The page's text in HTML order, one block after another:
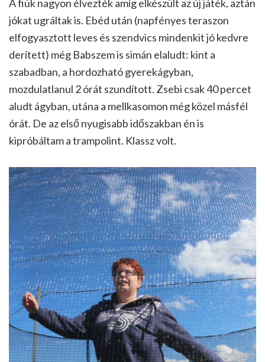
A fiúk nagyon élvezték amíg elkészült az új játék, aztán
jókat ugráltak is. Ebéd után (napfényes teraszon
elfogyasztott leves és szendvics mindenkit jó kedvre
derített) még Babszem is simán elaludt: kint a
szabadban, a hordozható gyerekágyban,
mozdulatlanul 2 órát szundított. Zsebi csak 40 percet
aludt ágyban, utána a mellkasomon még közel másfél
órát. De az első nyugisabb időszakban én is
kipróbáltam a trampolint. Klassz volt.